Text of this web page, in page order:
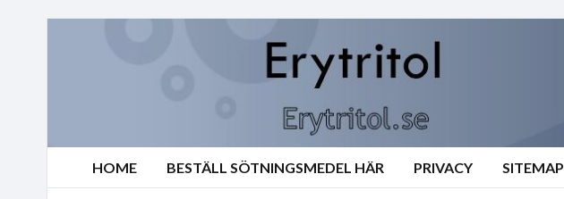
HOME BESTÄLL SÖTNINGSMEDEL HÄR PRIVACY SITEMAP